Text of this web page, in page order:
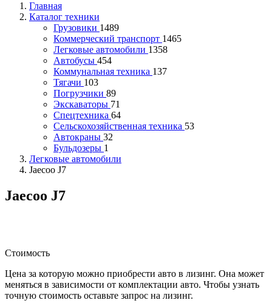
Главная
Каталог техники
Грузовики 1489
Коммерческий транспорт 1465
Легковые автомобили 1358
Автобусы 454
Коммунальная техника 137
Тягачи 103
Погрузчики 89
Экскаваторы 71
Спецтехника 64
Сельскохозяйственная техника 53
Автокраны 32
Бульдозеры 1
Легковые автомобили
Jaecoo J7
Jaecoo J7
Стоимость
Цена за которую можно приобрести авто в лизинг. Она может
меняться в зависимости от комплектации авто. Чтобы узнать
точную стоимость оставьте запрос на лизинг.